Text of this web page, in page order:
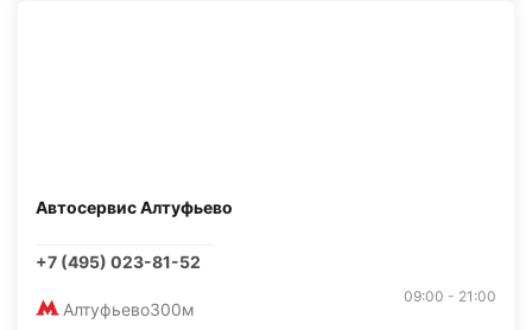
Автосервис Алтуфьево
+7 (495) 023-81-52
Алтуфьево300м
09:00 - 21:00